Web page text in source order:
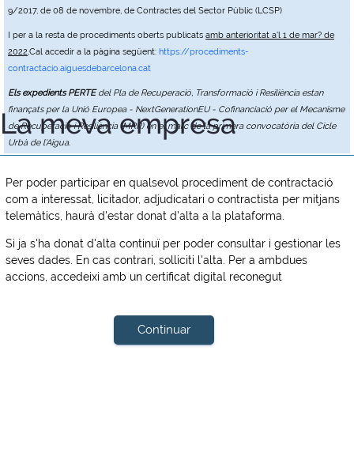
9/2017, de 08 de novembre, de Contractes del Sector Públic (LCSP)
I per a la resta de procediments oberts publicats amb anterioritat a'l 1 de mar? de
2022,Cal accedir a la pàgina següent: https://procediments-
contractacio.aiguesdebarcelona.cat
Els expedients PERTEdel Pla de Recuperació, Transformació i Resiliència estan
finançats per la Unió Europea - NextGenerationEU - Cofinanciació per el Mecanisme
de Recuperació i Resiliència (MRR) en el marc de la primera convocatòria del Cicle
Urbà de l'Aigua.
La meva empresa
Per poder participar en qualsevol procediment de contractació
com a interessat, licitador, adjudicatari o contractista per mitjans
telemàtics, haurà d'estar donat d'alta a la plataforma.
Si ja s'ha donat d'alta continuï per poder consultar i gestionar les
seves dades. En cas contrari, solliciti l'alta. Per a ambdues
accions, accedeixi amb un certificat digital reconegut
Continuar